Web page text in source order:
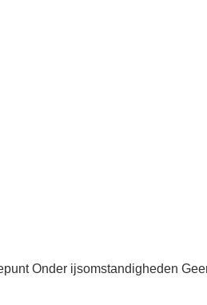
Onder ijsomstandigheden